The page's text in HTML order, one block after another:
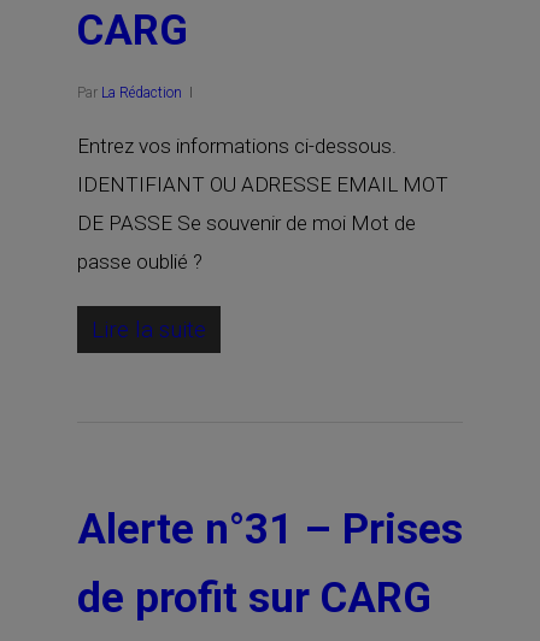
CARG
Par La Rédaction
Entrez vos informations ci-dessous.
IDENTIFIANT OU ADRESSE EMAIL MOT
DE PASSE Se souvenir de moi Mot de
passe oublié ?
Lire la suite
Alerte n°31 – Prises
de profit sur CARG